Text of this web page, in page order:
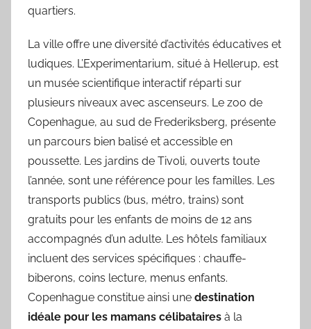
quartiers.
La ville offre une diversité d’activités éducatives et
ludiques. L’Experimentarium, situé à Hellerup, est
un musée scientifique interactif réparti sur
plusieurs niveaux avec ascenseurs. Le zoo de
Copenhague, au sud de Frederiksberg, présente
un parcours bien balisé et accessible en
poussette. Les jardins de Tivoli, ouverts toute
l’année, sont une référence pour les familles. Les
transports publics (bus, métro, trains) sont
gratuits pour les enfants de moins de 12 ans
accompagnés d’un adulte. Les hôtels familiaux
incluent des services spécifiques : chauffe-
biberons, coins lecture, menus enfants.
Copenhague constitue ainsi une destination
idéale pour les mamans célibataires à la